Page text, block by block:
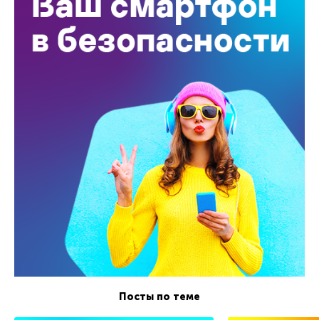
Посты по теме